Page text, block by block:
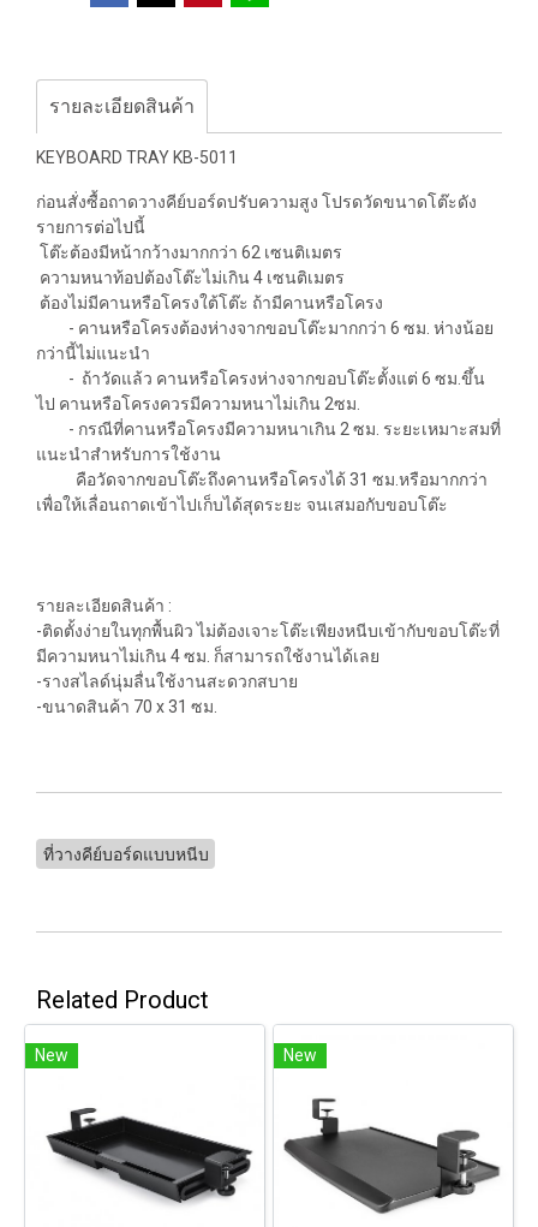
รายละเอียดสินค้า
KEYBOARD TRAY KB-5011
ก่อนสั่งซื้อถาดวางคีย์บอร์ดปรับความสูง โปรดวัดขนาดโต๊ะดัง
รายการต่อไปนี้
โต๊ะต้องมีหน้ากว้างมากกว่า 62 เซนติเมตร
ความหนาท้อปต้องโต๊ะไม่เกิน 4 เซนติเมตร
ต้องไม่มีคานหรือโครงใต้โต๊ะ ถ้ามีคานหรือโครง
- คานหรือโครงต้องห่างจากขอบโต๊ะมากกว่า 6 ซม. ห่างน้อย
กว่านี้ไม่แนะนำ
- ถ้าวัดแล้ว คานหรือโครงห่างจากขอบโต๊ะตั้งแต่ 6 ซม.ขึ้น
ไป คานหรือโครงควรมีความหนาไม่เกิน 2ซม.
- กรณีที่คานหรือโครงมีความหนาเกิน 2 ซม. ระยะเหมาะสมที่
แนะนำสำหรับการใช้งาน
คือวัดจากขอบโต๊ะถึงคานหรือโครงได้ 31 ซม.หรือมากกว่า
เพื่อให้เลื่อนถาดเข้าไปเก็บได้สุดระยะ จนเสมอกับขอบโต๊ะ
รายละเอียดสินค้า :
-ติดตั้งง่ายในทุกพื้นผิว ไม่ต้องเจาะโต๊ะเพียงหนีบเข้ากับขอบโต๊ะที่
มีความหนาไม่เกิน 4 ซม. ก็สามารถใช้งานได้เลย
-รางสไลด์นุ่มลื่นใช้งานสะดวกสบาย
-ขนาดสินค้า 70 x 31 ซม.
ที่วางคีย์บอร์ดแบบหนีบ
Related Product
New New